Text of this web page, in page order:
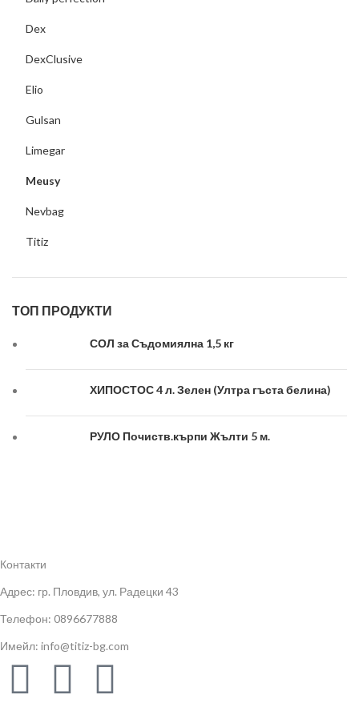
Dex
DexClusive
Elio
Gulsan
Limegar
Meusy
Nevbag
Titiz
ТОП ПРОДУКТИ
СОЛ за Съдомиялна 1,5 кг
ХИПОСТОС 4 л. Зелен (Ултра гъста белина)
РУЛО Почиств.кърпи Жълти 5 м.
Контакти
Адрес: гр. Пловдив, ул. Радецки 43
Телефон: 0896677888
Имейл: info@titiz-bg.com